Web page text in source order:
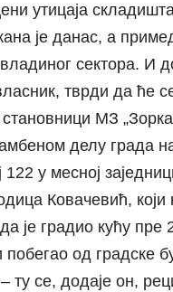
утицаја
је данас, а
сектора. И
тврди да ће
МЗ
делу града
у месној
Ковачевић, који
је градио кућу
од градске
се, додаје он,